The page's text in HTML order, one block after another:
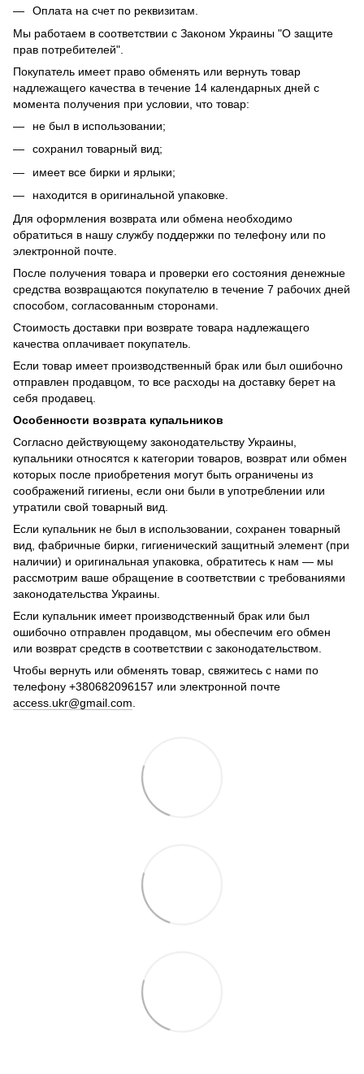
Оплата на счет по реквизитам.
Мы работаем в соответствии с Законом Украины "О защите
прав потребителей".
Покупатель имеет право обменять или вернуть товар
надлежащего качества в течение 14 календарных дней с
момента получения при условии, что товар:
не был в использовании;
сохранил товарный вид;
имеет все бирки и ярлыки;
находится в оригинальной упаковке.
Для оформления возврата или обмена необходимо
обратиться в нашу службу поддержки по телефону или по
электронной почте.
После получения товара и проверки его состояния денежные
средства возвращаются покупателю в течение 7 рабочих дней
способом, согласованным сторонами.
Стоимость доставки при возврате товара надлежащего
качества оплачивает покупатель.
Если товар имеет производственный брак или был ошибочно
отправлен продавцом, то все расходы на доставку берет на
себя продавец.
Особенности возврата купальников
Согласно действующему законодательству Украины,
купальники относятся к категории товаров, возврат или обмен
которых после приобретения могут быть ограничены из
соображений гигиены, если они были в употреблении или
утратили свой товарный вид.
Если купальник не был в использовании, сохранен товарный
вид, фабричные бирки, гигиенический защитный элемент (при
наличии) и оригинальная упаковка, обратитесь к нам — мы
рассмотрим ваше обращение в соответствии с требованиями
законодательства Украины.
Если купальник имеет производственный брак или был
ошибочно отправлен продавцом, мы обеспечим его обмен
или возврат средств в соответствии с законодательством.
Чтобы вернуть или обменять товар, свяжитесь с нами по
телефону +380682096157 или электронной почте
access.ukr@gmail.com